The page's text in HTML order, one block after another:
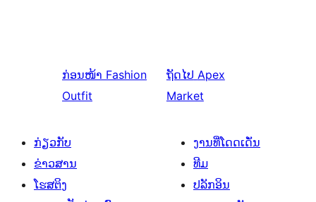
ກ່ອນໜ້າ Fashion
Outfit
ຖັດໄປ Apex
Market
ກ່ຽວກັບ
ຂ່າວສານ
ໂຮສຕິງ
ງານທີ່ໂດດເດັ່ນ
ທີມ
ປລັກອິນ